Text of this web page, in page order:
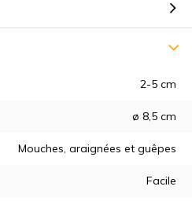
2-5 cm
ø 8,5 cm
Mouches, araignées et guêpes
Facile